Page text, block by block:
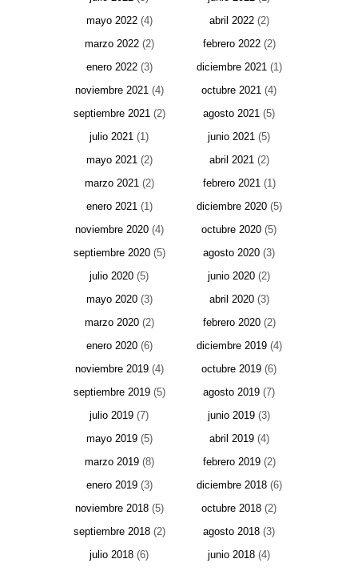
mayo 2022(4) abril 2022(2)
marzo 2022(2) febrero 2022(2)
enero 2022(3) diciembre 2021(1)
noviembre 2021(4) octubre 2021 (4)
septiembre 2021(2) agosto 2021 (5)
julio 2021 (1) junio 2021 (5)
mayo 2021(2) abril 2021(2)
marzo 2021(2) febrero 2021(1)
enero 2021(1) diciembre 2020(5)
noviembre 2020(4) octubre 2020 (5)
septiembre 2020(5) agosto 2020 (3)
julio 2020 (5) junio 2020 (2)
mayo 2020(3) abril 2020(3)
marzo 2020(2) febrero 2020(2)
enero 2020(6) diciembre 2019(4)
noviembre 2019(4) octubre 2019 (6)
septiembre 2019(5) agosto 2019 (7)
julio 2019 (7) junio 2019 (3)
mayo 2019(5) abril 2019(4)
marzo 2019(8) febrero 2019(2)
enero 2019(3) diciembre 2018(6)
noviembre 2018(5) octubre 2018 (2)
septiembre 2018(2) agosto 2018 (3)
julio 2018 (6) junio 2018 (4)